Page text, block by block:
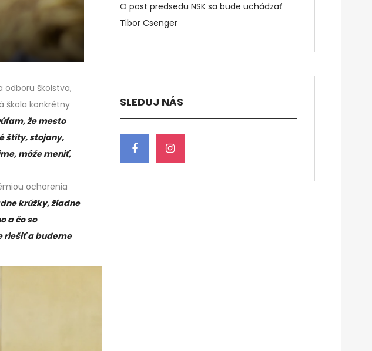
odboru školstva,
škola konkrétny
že mesto
štíty, stojany,
môže meniť,
ochorenia
krúžky, žiadne
a čo so
riešiť a budeme
O post predsedu NSK sa bude uchádzať
Tibor Csenger
SLEDUJ NÁS